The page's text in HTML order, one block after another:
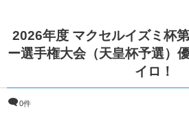
2026年度 マクセルイズミ杯
ー選手権大会（天皇杯予選）
イロ！
0件